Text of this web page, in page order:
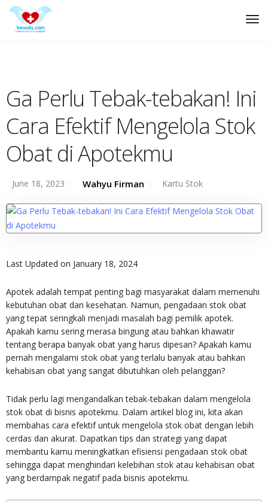
Ga Perlu Tebak-tebakan! Ini
Cara Efektif Mengelola Stok
Obat di Apotekmu
June 18, 2023 Wahyu Firman Kartu Stok
Last Updated on January 18, 2024
Apotek adalah tempat penting bagi masyarakat dalam memenuhi
kebutuhan obat dan kesehatan. Namun, pengadaan stok obat
yang tepat seringkali menjadi masalah bagi pemilik apotek.
Apakah kamu sering merasa bingung atau bahkan khawatir
tentang berapa banyak obat yang harus dipesan? Apakah kamu
pernah mengalami stok obat yang terlalu banyak atau bahkan
kehabisan obat yang sangat dibutuhkan oleh pelanggan?
Tidak perlu lagi mengandalkan tebak-tebakan dalam mengelola
stok obat di bisnis apotekmu. Dalam artikel blog ini, kita akan
membahas cara efektif untuk mengelola stok obat dengan lebih
cerdas dan akurat. Dapatkan tips dan strategi yang dapat
membantu kamu meningkatkan efisiensi pengadaan stok obat
sehingga dapat menghindari kelebihan stok atau kehabisan obat
yang berdampak negatif pada bisnis apotekmu.